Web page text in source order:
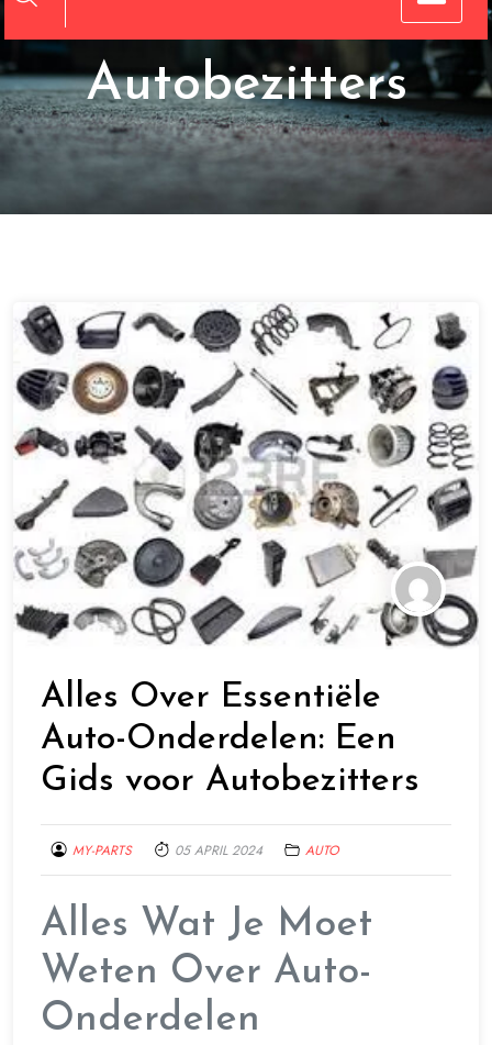
Autobezitters
Alles Over Essentiële
Auto-Onderdelen: Een
Gids voor Autobezitters
MY-PARTS 05 APRIL 2024 AUTO
Alles Wat Je Moet
Weten Over Auto-
Onderdelen